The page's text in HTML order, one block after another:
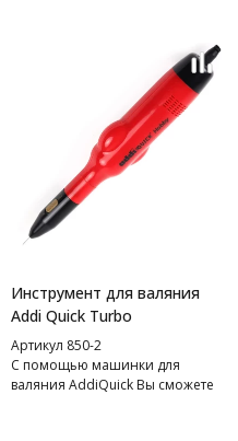
Инструмент для валяния
Addi Quick Turbo
Артикул 850-2
С помощью машинки для
валяния AddiQuick Вы сможете